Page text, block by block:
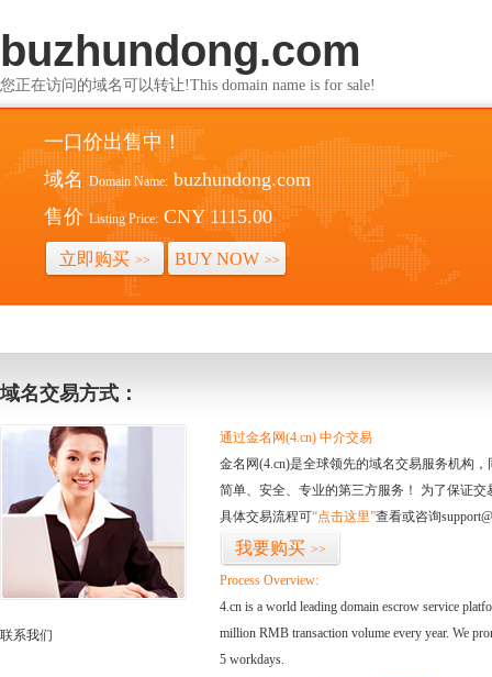
buzhundong.com
您正在访问的域名可以转让!This domain name is for sale!
一口价出售中！
域名 Domain Name: buzhundong.com
售价 Listing Price: CNY 1115.00
立即购买 >> BUY NOW >>
域名交易方式：
联系我们
通过金名网(4.cn) 中介交易
金名网(4.cn)是全球领先的域名交易服务机构
简单、安全、专业的第三方服务！ 为了保证
具体交易流程可“点击这里”查看或咨询
我要购买 >>
Process Overview:
4.cn is a world leading domain escrow service
million RMB transaction volume every year. We
5 workdays.